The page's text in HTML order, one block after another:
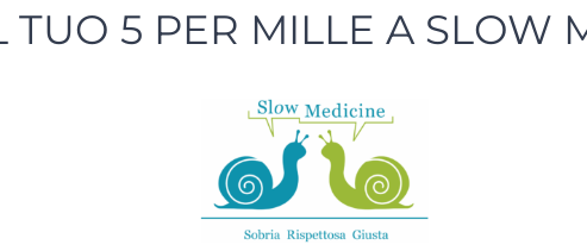
TUO 5 PER MILLE A SLOW